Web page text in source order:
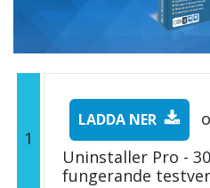
1
LADDA NER
Uninstaller Pro -
fungerande